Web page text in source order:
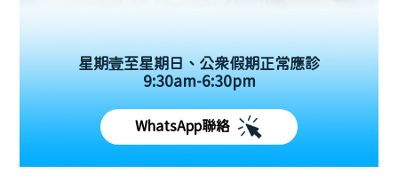
星期壹至星期日、公眾假期正常應診
9:30am-6:30pm
WhatsApp聯絡